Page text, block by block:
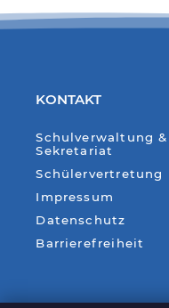
KONTAKT
Schulverwaltung &
Sekretariat
Schülervertretung
Impressum
Datenschutz
Barrierefreiheit